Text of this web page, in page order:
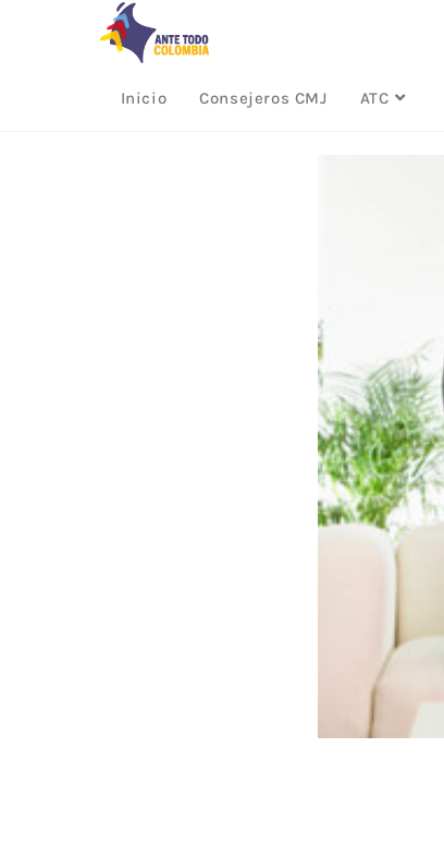
Inicio Consejeros CMJ ATC